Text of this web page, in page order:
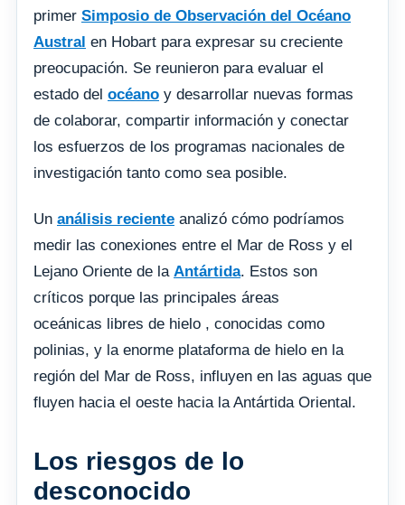
primer Simposio de Observación del Océano
Austral en Hobart para expresar su creciente
preocupación. Se reunieron para evaluar el
estado del océano y desarrollar nuevas formas
de colaborar, compartir información y conectar
los esfuerzos de los programas nacionales de
investigación tanto como sea posible.
Un análisis reciente analizó cómo podríamos
medir las conexiones entre el Mar de Ross y el
Lejano Oriente de la Antártida. Estos son
críticos porque las principales áreas
oceánicas libres de hielo , conocidas como
polinias, y la enorme plataforma de hielo en la
región del Mar de Ross, influyen en las aguas que
fluyen hacia el oeste hacia la Antártida Oriental.
Los riesgos de lo
desconocido